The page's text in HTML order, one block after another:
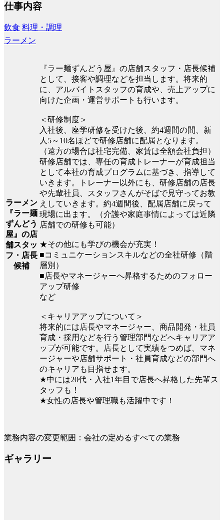
仕事内容
飲食 料理・調理
ラーメン
ラーメン
『ラー麺
ずんどう
屋』の店
舗スタッ
フ・店長
候補
『ラー麺ずんどう屋』の店舗スタッフ・店長候補
として、接客や調理などを担当します。将来的
に、アルバイトスタッフの育成や、売上アップに
向けた企画・運営サポートも行います。
＜研修制度＞
入社後、座学研修を受けた後、約4週間の間、新
人5～10名ほどで研修店舗に配属となります。
（遠方の場合は社宅完備、家賃は全額会社負担）
研修店舗では、専任の育成トレーナーが育成担当
として本社の育成プログラムに基づき、指導して
いきます。トレーナー以外にも、研修店舗の店長
や先輩社員、スタッフさんがそばで見守ってお教
えしていきます。約4週間後、配属店舗に戻って
現場に出ます。（介護や家庭事情によっては近隣
店舗での研修も可能）
★その他にも学びの機会が充実！
■コミュニケーションスキルなどの全社研修（階
層別）
■店長やマネージャーへ昇格するためのフォロー
アップ研修
など
＜キャリアアップについて＞
将来的には店長やマネージャー、商品開発・社員
育成・採用などを行う管理部門などへキャリアア
ップが可能です。店長として実績をつめば、マネ
ージャーや店舗サポート・社員育成などの部門へ
のキャリアも目指せます。
★中には20代・入社1年目で店長へ昇格した先輩ス
タッフも！
★女性の店長や管理職も活躍中です！
業務内容の変更範囲：会社の定めるすべての業務
ギャラリー